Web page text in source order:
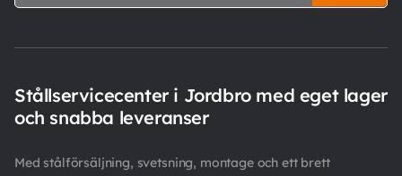
Stållservicecenter i Jordbro med eget lager
och snabba leveranser
Med stålförsäljning, svetsning, montage och ett brett